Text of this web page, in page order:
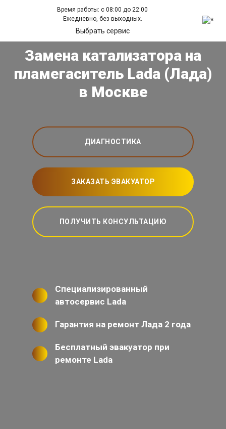
Время работы: с 08:00 до 22:00
Ежедневно, без выходных.
Выбрать сервис
Замена катализатора на
пламегаситель Lada (Лада)
в Москве
ДИАГНОСТИКА
ЗАКАЗАТЬ ЭВАКУАТОР
ПОЛУЧИТЬ КОНСУЛЬТАЦИЮ
Специализированный
автосервис Lada
Гарантия на ремонт Лада 2 года
Бесплатный эвакуатор при
ремонте Lada